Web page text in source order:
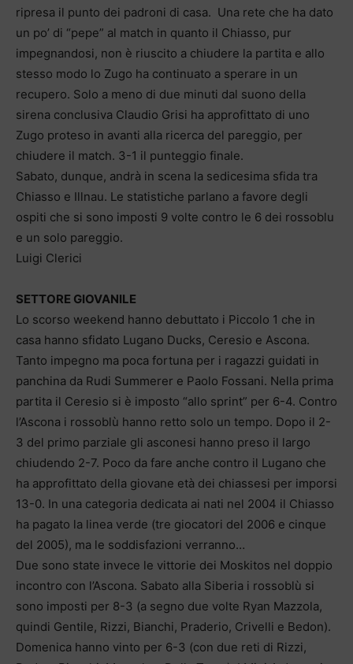
ripresa il punto dei padroni di casa. Una rete che ha dato
un po’ di “pepe” al match in quanto il Chiasso, pur
impegnandosi, non è riuscito a chiudere la partita e allo
stesso modo lo Zugo ha continuato a sperare in un
recupero. Solo a meno di due minuti dal suono della
sirena conclusiva Claudio Grisi ha approfittato di uno
Zugo proteso in avanti alla ricerca del pareggio, per
chiudere il match. 3-1 il punteggio finale.
Sabato, dunque, andrà in scena la sedicesima sfida tra
Chiasso e Illnau. Le statistiche parlano a favore degli
ospiti che si sono imposti 9 volte contro le 6 dei rossoblu
e un solo pareggio.
Luigi Clerici
SETTORE GIOVANILE
Lo scorso weekend hanno debuttato i Piccolo 1 che in
casa hanno sfidato Lugano Ducks, Ceresio e Ascona.
Tanto impegno ma poca fortuna per i ragazzi guidati in
panchina da Rudi Summerer e Paolo Fossani. Nella prima
partita il Ceresio si è imposto “allo sprint” per 6-4. Contro
l’Ascona i rossoblù hanno retto solo un tempo. Dopo il 2-
3 del primo parziale gli asconesi hanno preso il largo
chiudendo 2-7. Poco da fare anche contro il Lugano che
ha approfittato della giovane età dei chiassesi per imporsi
13-0. In una categoria dedicata ai nati nel 2004 il Chiasso
ha pagato la linea verde (tre giocatori del 2006 e cinque
del 2005), ma le soddisfazioni verranno…
Due sono state invece le vittorie dei Moskitos nel doppio
incontro con l’Ascona. Sabato alla Siberia i rossoblù si
sono imposti per 8-3 (a segno due volte Ryan Mazzola,
quindi Gentile, Rizzi, Bianchi, Praderio, Crivelli e Bedon).
Domenica hanno vinto per 6-3 (con due reti di Rizzi,